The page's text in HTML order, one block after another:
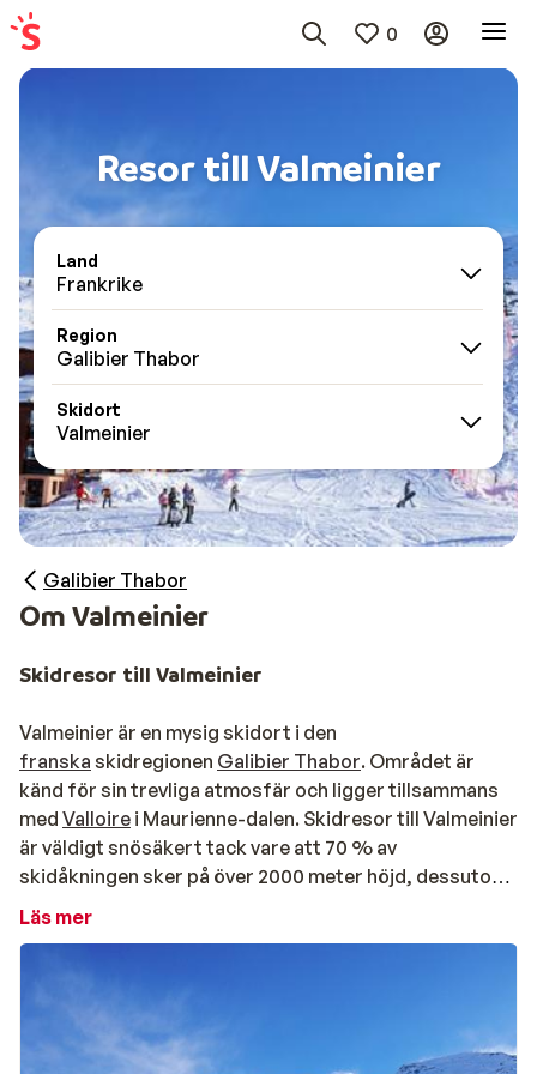
0
Resor till Valmeinier
Land
Frankrike
Region
Galibier Thabor
Skidort
Valmeinier
Galibier Thabor
Om Valmeinier
Skidresor till Valmeinier
Valmeinier är en mysig skidort i den
franska skidregionen Galibier Thabor. Området är
känd för sin trevliga atmosfär och ligger tillsammans
med Valloire i Maurienne-dalen. Skidresor till Valmeinier
är väldigt snösäkert tack vare att 70 % av
skidåkningen sker på över 2000 meter höjd, dessutom
får området hjälp av 400 snökanoner.
skidområdet i Valloire, tillsammans bjuder orterna på
Läs mer